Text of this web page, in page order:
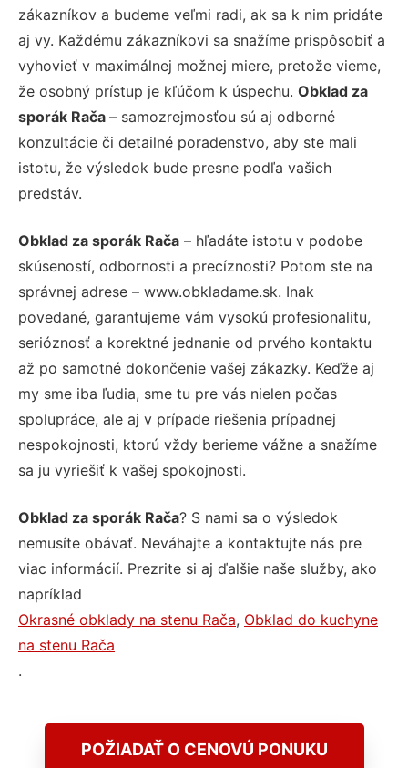
zákazníkov a budeme veľmi radi, ak sa k nim pridáte
aj vy. Každému zákazníkovi sa snažíme prispôsobiť a
vyhovieť v maximálnej možnej miere, pretože vieme,
že osobný prístup je kľúčom k úspechu. Obklad za
sporák Rača – samozrejmosťou sú aj odborné
konzultácie či detailné poradenstvo, aby ste mali
istotu, že výsledok bude presne podľa vašich
predstáv.
Obklad za sporák Rača – hľadáte istotu v podobe
skúseností, odbornosti a precíznosti? Potom ste na
správnej adrese – www.obkladame.sk. Inak
povedané, garantujeme vám vysokú profesionalitu,
serióznosť a korektné jednanie od prvého kontaktu
až po samotné dokončenie vašej zákazky. Keďže aj
my sme iba ľudia, sme tu pre vás nielen počas
spolupráce, ale aj v prípade riešenia prípadnej
nespokojnosti, ktorú vždy berieme vážne a snažíme
sa ju vyriešiť k vašej spokojnosti.
Obklad za sporák Rača? S nami sa o výsledok
nemusíte obávať. Neváhajte a kontaktujte nás pre
viac informácií. Prezrite si aj ďalšie naše služby, ako
napríklad
Okrasné obklady na stenu Rača, Obklad do kuchyne
na stenu Rača
.
POŽIADAŤ O CENOVÚ PONUKU